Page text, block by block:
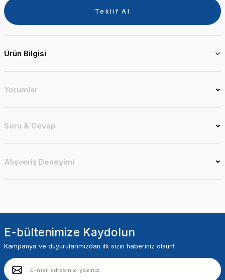
Teklif Al
Ürün Bilgisi
Yorumlar
Soru & Cevap
Alışveriş Deneyimi
E-bültenimize Kaydolun
Kampanya ve duyurularımızdan ilk sizin haberiniz olsun!